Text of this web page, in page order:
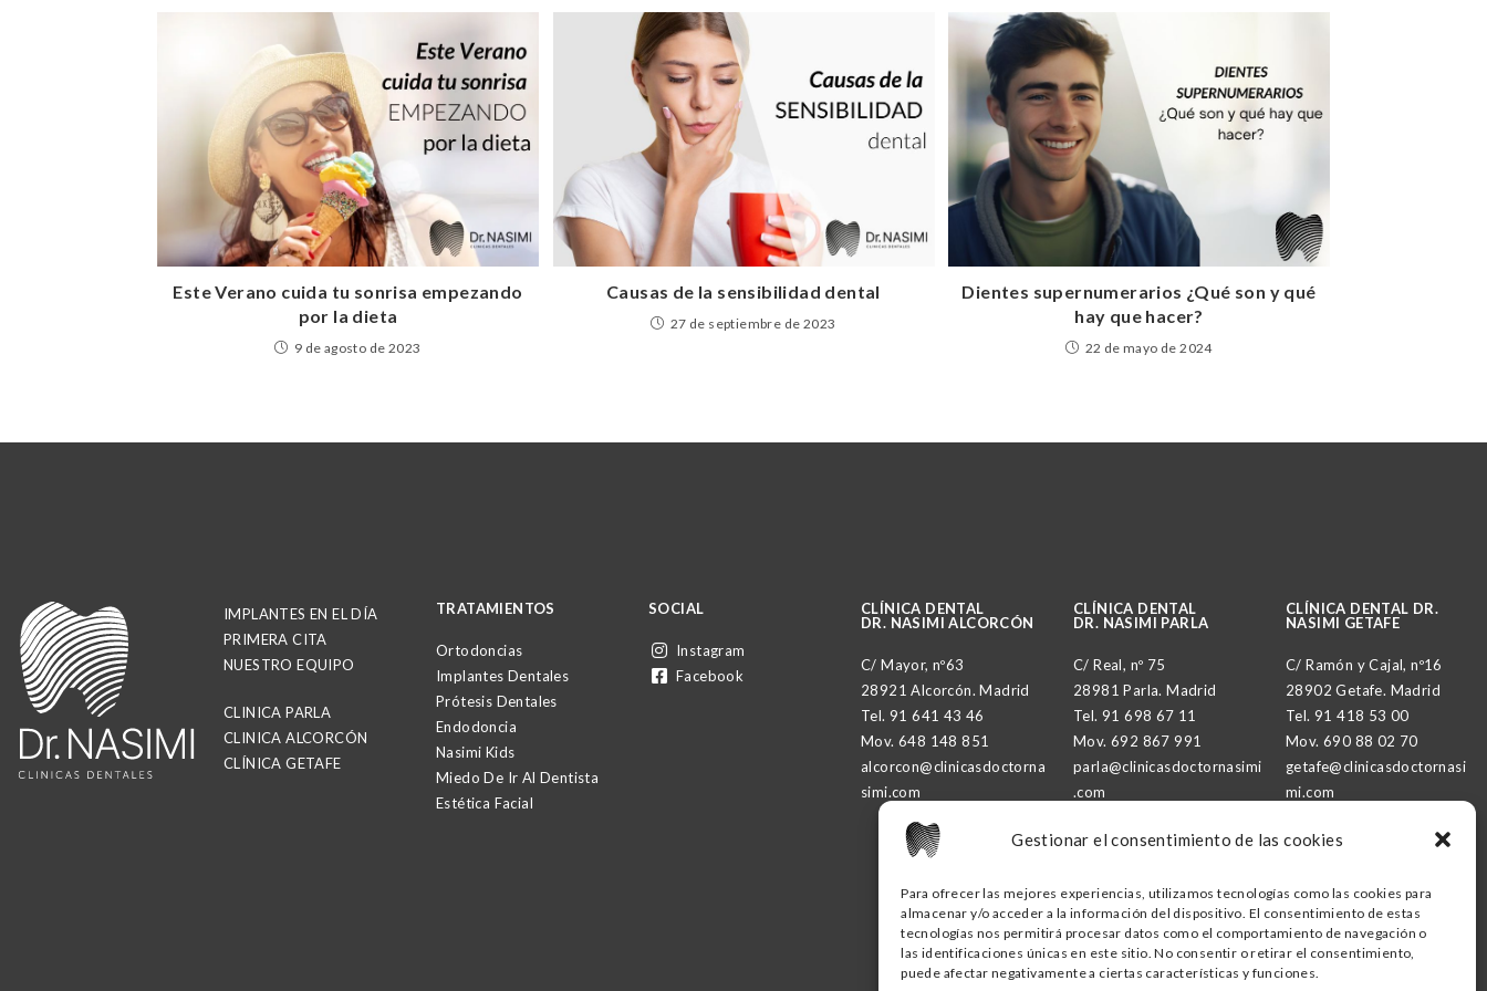
Gestionar el consentimiento de las cookies
Para ofrecer las mejores experiencias, utilizamos tecnologías como las cookies para
almacenar y/o acceder a la información del dispositivo. El consentimiento de estas
tecnologías nos permitirá procesar datos como el comportamiento de navegación o
las identificaciones únicas en este sitio. No consentir o retirar el consentimiento,
puede afectar negativamente a ciertas características y funciones.
Este Verano cuida tu sonrisa empezando
por la dieta
9 de agosto de 2023
Causas de la sensibilidad dental
27 de septiembre de 2023
Dientes supernumerarios ¿Qué son y qué
hay que hacer?
22 de mayo de 2024
IMPLANTES EN EL DÍA
PRIMERA CITA
NUESTRO EQUIPO
CLINICA PARLA
CLINICA ALCORCÓN
CLÍNICA GETAFE
TRATAMIENTOS
Ortodoncias
Implantes Dentales
Prótesis Dentales
Endodoncia
Nasimi Kids
Miedo De Ir Al Dentista
Estética Facial
SOCIAL
Instagram
Facebook
CLÍNICA DENTAL
DR. NASIMI ALCORCÓN
C/ Mayor, nº63
28921 Alcorcón. Madrid
Tel. 91 641 43 46
Mov. 648 148 851
alcorcon@clinicasdoctorna
simi.com
CLÍNICA DENTAL
DR. NASIMI PARLA
C/ Real, nº 75
28981 Parla. Madrid
Tel. 91 698 67 11
Mov. 692 867 991
parla@clinicasdoctornasimi
.com
CLÍNICA DENTAL DR.
NASIMI GETAFE
C/ Ramón y Cajal, nº16
28902 Getafe. Madrid
Tel. 91418 53 00
Mov. 690 88 02 70
getafe@clinicasdoctornasi
mi.com